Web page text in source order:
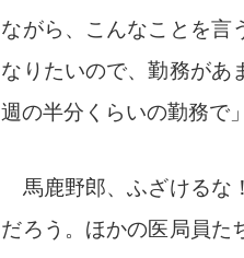
ながら、こんなことを言
なりたいので、勤務があ
週の半分くらいの勤務で」
馬鹿野郎、ふざけるな
だろう。ほかの医局員た